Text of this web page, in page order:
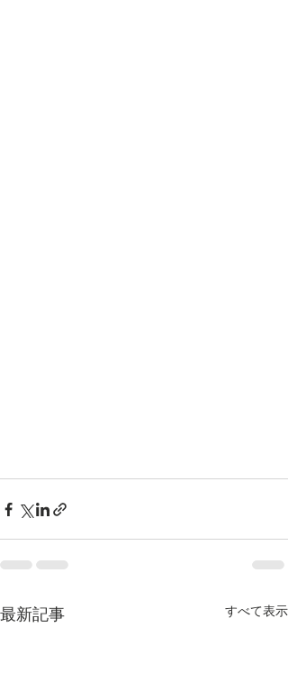
最新記事 すべて表示